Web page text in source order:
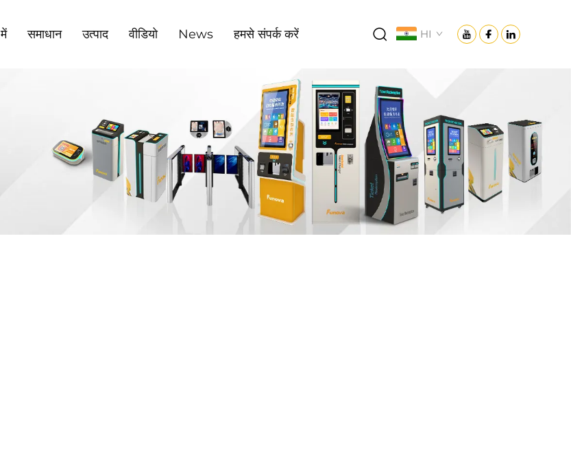
समाधान उत्पाद वीडियो News हमसे संपर्क करें HI